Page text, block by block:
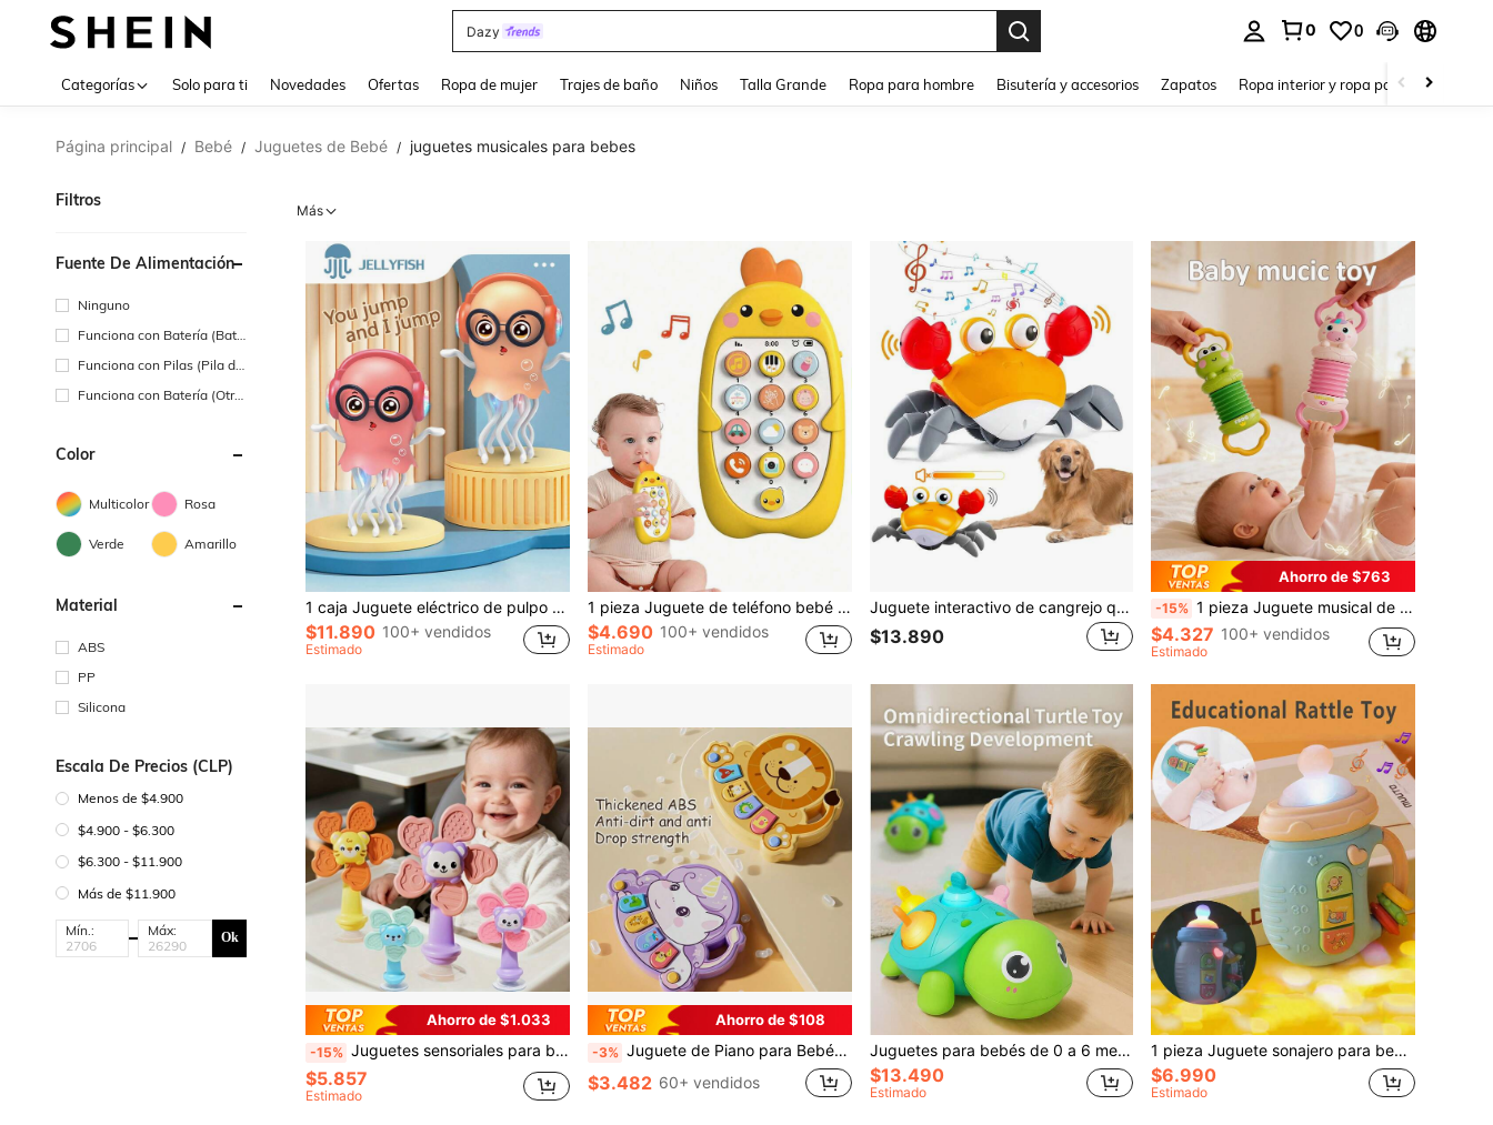
Dazy
0 0
Categorías Solo para ti Novedades Ofertas Ropa de mujer Trajes de baño Niños Talla Grande Ropa para hombre Bisutería y accesorios Zapatos Ropa interior y ropa para dormir
Página principal / Bebé / Juguetes de Bebé / juguetes musicales para bebes
Filtros
Fuente De Alimentación
Ninguno
Funciona con Batería (Bate
Funciona con Pilas (Pila de
Botón/Pila de Moneda)
Funciona con Batería (Otra
Color
Multicolor Rosa
Verde Amarillo
Material
ABS
PP
Silicona
Escala De Precios (CLP)
Menos de $4.900
$4.900 - $6.300
$6.300 - $11.900
Más de $11.900
Mín.: Máx: Ok
Más
1 caja Juguete eléctrico de pulpo bailarín - Robot de evasión de medusa automático con ruedas de 360°, luces LED y música dinámica, juguete mascota interactivo para que los niños alivien el estrés, mejor regalo de cumpleaños/Navidad para niños y niñas
$11.890 100+ vendidos
Estimado
1 pieza Juguete de teléfono bebé multifuncional y con diseño adorable, con función de aprendizaje sensorial con diversos efectos de sonido y luz, juguete de dentición, regalo para baby shower
$4.690 100+ vendidos
Estimado
Juguete interactivo de cangrejo que se arrastra para bebés, cangrejo musical para el tiempo de barriga e inicio de la marcha de niños pequeños, evita obstáculos con los sentidos, regalo de cumpleaños divertido para niños y niñas
$13.890
Ahorro de $763
-15% 1 pieza Juguete musical de acordeón para bebé, instrumento musical educativo temprano para infantes, juguete de iluminación musical, juguete de instrumento musical portátil y liviano para viajes, instrumento musical inteligente para niños que puede mejorar el agarre y las habilidades motoras, promover el desarrollo visual y auditivo, adecuado para educación musical, fiestas y conciertos, regalo perfecto para cumpleaños y festividades, instrumento de agarre cómodo
$4.327 100+ vendidos
Estimado
Ahorro de $1.033
-15% Juguetes sensoriales para bebés con ventosa - Sonajero móvil y asas con forma de oso/tortuga/corazón, juguetes táctiles multicolor con texturas ricas, juguetes sensoriales de resina para desarrollar la habilidad manual
$5.857
Estimado
Ahorro de $108
-3% Juguete de Piano para Bebé – Juguete de Teclado de Piano Educativo con Luces y Música (Los Colores de Algunos Accesorios Pueden Variar)
$3.482 60+ vendidos
Juguetes para bebés de 0 a 6 meses, juguete musical de tortuga para gatear, juguete de tortuga con luces y sonidos para todo uso, juguetes educativos y de desarrollo, adecuados para niños y niñas de 0 a 1 año
$13.490
Estimado
1 pieza Juguete sonajero para bebé con chupete educativo con luz, música y sonido para calmar a bebés recién nacidos y niños pequeños
$6.990
Estimado